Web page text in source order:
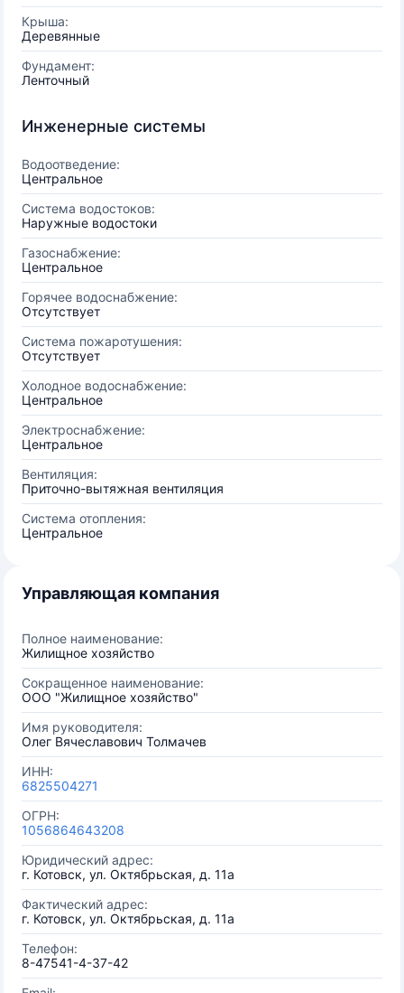
Крыша:
Деревянные
Фундамент:
Ленточный
Инженерные системы
Водоотведение:
Центральное
Система водостоков:
Наружные водостоки
Газоснабжение:
Центральное
Горячее водоснабжение:
Отсутствует
Система пожаротушения:
Отсутствует
Холодное водоснабжение:
Центральное
Электроснабжение:
Центральное
Вентиляция:
Приточно-вытяжная вентиляция
Система отопления:
Центральное
Управляющая компания
Полное наименование:
Жилищное хозяйство
Сокращенное наименование:
ООО "Жилищное хозяйство"
Имя руководителя:
Олег Вячеславович Толмачев
ИНН:
6825504271
ОГРН:
1056864643208
Юридический адрес:
г. Котовск, ул. Октябрьская, д. 11а
Фактический адрес:
г. Котовск, ул. Октябрьская, д. 11а
Телефон:
8-47541-4-37-42